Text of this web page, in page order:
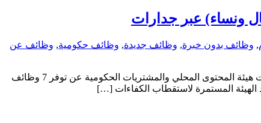
, وظائف بدون خبرة, وظائف جديدة, وظائف حكومية, وظائف عن
هيئة المحتوى المحلي والمشتريات الحكومية تفتح باب التقديم لـ 7 وظائف إدارية وهندسية (رجال ونساء) عبر جدارات وظائف حكومية أعلنت هيئة المحتوى المحلي والمشتريات الحكومية عن توفر 7 وظائف
الهيئة المستمرة لاستقطاب الكفاءات […]